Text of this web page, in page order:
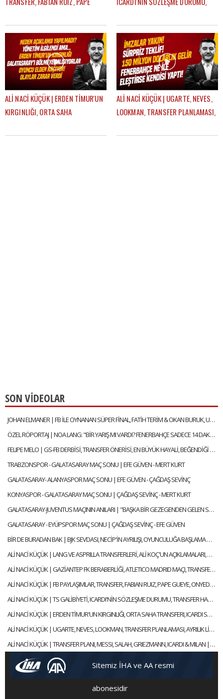
GALATASARAY
GALATASARAY
ALİ NACİ KÜÇÜK | ERDEN TİMUR'UN
KIRGINLIĞI, ORTA SAHA
GÜNDEM GALATASARAY
ALİ NACİ KÜÇÜK | UGARTE, NEVES,
LOOKMAN, TRANSFER PLANLAMASI,
GALATASARAY
SON VİDEOLAR
JOHAN ELMANER | FB İLE OYNANAN SÜPER FİNAL, FATİH TERİM & OKAN BURUK, UĞURCAN ÇAKIR MI? MUSLERA MI?
ÖZEL RÖPORTAJ | NOA LANG: "BİR YARIŞ MI VARDI? FENERBAHÇE SADECE 14 DAKİKA LİDER OLDU"
FELIPE MELO | GS-FB DERBİSİ, TRANSFER ÖNERİSİ, EN BÜYÜK HAYALİ, BEĞENDİĞİ FENERBAHÇELİ
TRABZONSPOR - GALATASARAY MAÇ SONU | EFE GÜVEN - MERT KURT
GALATASARAY- ALANYASPOR MAÇ SONU | EFE GÜVEN - ÇAĞDAŞ SEVİNÇ
KONYASPOR - GALATASARAY MAÇ SONU | ÇAĞDAŞ SEVİNÇ - MERT KURT
GALATASARAY-JUVENTUS MAÇININ ANILARI | "BAŞKA BİR GEZEGENDEN GELEN SNEIJDER'İN GOLÜYLE TURU GEÇTİK"
GALATASARAY - EYÜPSPOR MAÇ SONU | ÇAĞDAŞ SEVİNÇ - EFE GÜVEN
BİR DE BURADAN BAK | BJK SEVDASI, NECİP'İN AYRILIŞI, OYUNCULUĞA BAŞLAMA HİKAYESİ | FEYYAZ ŞERİFOĞLU
ALİ NACİ KÜÇÜK | LANG VE ASPRILLA TRANSFERLERİ, ALİ KOÇ'UN AÇIKLAMALARI, OULAI | GÜNDEM GALATASARAY
ALİ NACİ KÜÇÜK | GAZİANTEP FK BERABERLİĞİ, ATLETICO MADRID MAÇI, TRANSFER | GÜNDEM GALATASARAY
ALİ NACİ KÜÇÜK | FB PAYLAŞIMLAR, TRANSFER, FABIAN RUIZ, PAPE GUEYE, ONYEDIKA | GÜNDEM GALATASARAY
ALİ NACİ KÜÇÜK | TS GALİBİYETİ, ICARDI'NİN SÖZLEŞME DURUMU, TRANSFER HABERLERİ | GÜNDEM GALATASARAY
ALİ NACİ KÜÇÜK | ERDEN TİMUR'UN KIRGINLIĞI, ORTA SAHA TRANSFERI, ICARDI SÜRECİ | GÜNDEM GALATASARAY
ALİ NACİ KÜÇÜK | UGARTE, NEVES, LOOKMAN, TRANSFER PLANLAMASI, AYRILIK LİSTESİ | GÜNDEM GALATASARAY
ALİ NACİ KÜÇÜK | TRANSFER PLANI, MESSI, SALAH, GRIEZMANN, ICARDI & MILAN | GÜNDEM GALATASARAY
Sitemiz İHA ve AA resmi
abonesidir